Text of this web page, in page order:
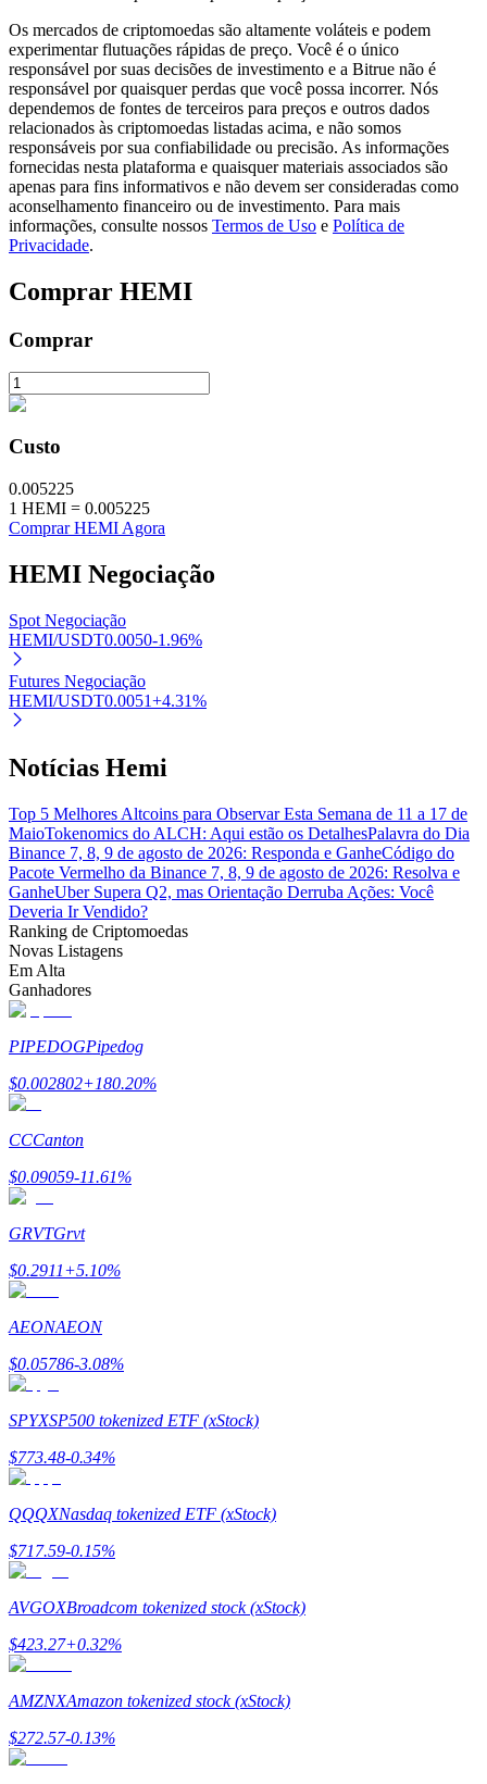
Bloqueios de BTR
Investimentos exclusivos para titulares de BTR
Investimento Automático
Obtenha lucro a longo prazo e interesses flexíveis
Aprenda a apostar
Aprenda como ganhar renda passiva
Bitrue
AI
Parceiros Bitrue
Afiliados Bitrue
Até 65% de comissões!
Indicação
Convide um amigo para receber recompensas em dinheiro
Deposit CASHCAT & Win
Os mercados de criptomoedas são altamente voláteis e podem
experimentar flutuações rápidas de preço. Você é o único
responsável por suas decisões de investimento e a Bitrue não é
responsável por quaisquer perdas que você possa incorrer. Nós
dependemos de fontes de terceiros para preços e outros dados
relacionados às criptomoedas listadas acima, e não somos
responsáveis por sua confiabilidade ou precisão. As informações
fornecidas nesta plataforma e quaisquer materiais associados são
apenas para fins informativos e não devem ser consideradas como
aconselhamento financeiro ou de investimento. Para mais
informações, consulte nossos Termos de Uso e Política de
Privacidade.
Comprar HEMI
Comprar
Custo
0.005225
1 HEMI = 0.005225
Comprar HEMI Agora
HEMI Negociação
Spot Negociação
HEMI/USDT0.0050-1.96%
Futures Negociação
HEMI/USDT0.0051+4.31%
Notícias Hemi
Top 5 Melhores Altcoins para Observar Esta Semana de 11 a 17 de
MaioTokenomics do ALCH: Aqui estão os DetalhesPalavra do Dia
Binance 7, 8, 9 de agosto de 2026: Responda e GanheCódigo do
Pacote Vermelho da Binance 7, 8, 9 de agosto de 2026: Resolva e
GanheUber Supera Q2, mas Orientação Derruba Ações: Você
Deveria Ir Vendido?
Ranking de Criptomoedas
Novas Listagens
Em Alta
Ganhadores
PIPEDOGPipedog
$0.002802+180.20%
CCCanton
$0.09059-11.61%
GRVTGrvt
$0.2911+5.10%
AEONAEON
$0.05786-3.08%
SPYXSP500 tokenized ETF (xStock)
$773.48-0.34%
QQQXNasdaq tokenized ETF (xStock)
$717.59-0.15%
AVGOXBroadcom tokenized stock (xStock)
$423.27+0.32%
AMZNXAmazon tokenized stock (xStock)
$272.57-0.13%